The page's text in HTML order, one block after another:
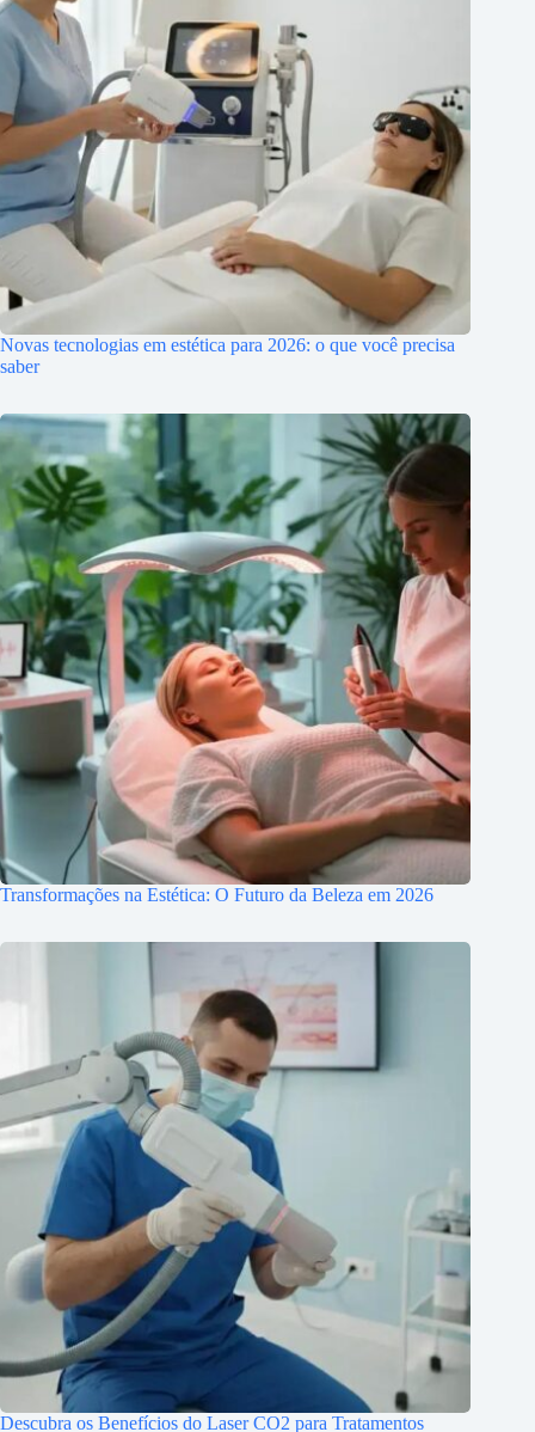
Novas tecnologias em estética para 2026: o que você precisa
saber
Transformações na Estética: O Futuro da Beleza em 2026
Descubra os Benefícios do Laser CO2 para Tratamentos